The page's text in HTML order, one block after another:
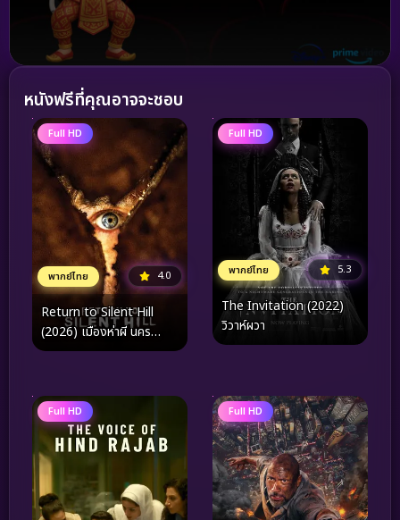
หนังฟรีที่คุณอาจจะชอบ
Full HD
พากย์ไทย 4.0
Return to Silent Hill
(2026) เมืองห่าผี นคร
คืนชีพ
Full HD
พากย์ไทย 5.3
The Invitation (2022)
วิวาห์ผวา
Full HD Full HD